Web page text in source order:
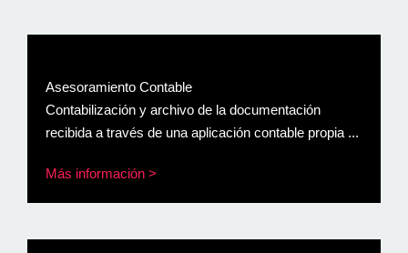
Asesoramiento Contable
Contabilización y archivo de la documentación
recibida a través de una aplicación contable propia ...
Más información >